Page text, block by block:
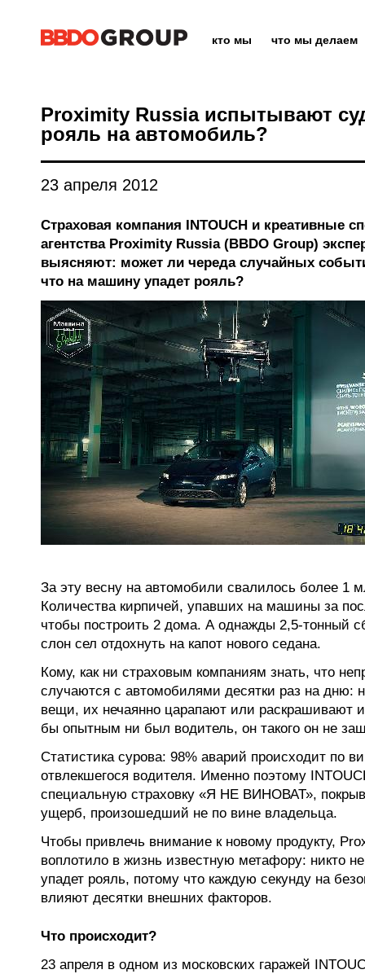
кто мы что мы делаем
Proximity Russia испытывают
рояль на автомобиль?
23 апреля 2012
Страховая компания INTOUCH и креативные
агентства Proximity Russia (BBDO Group)
выясняют: может ли череда случайных
что на машину упадет рояль?
За эту весну на автомобили свалилось более 1
Количества кирпичей, упавших на машины за
чтобы построить 2 дома. А однажды 2,5-тонный
слон сел отдохнуть на капот нового седана.
Кому, как ни страховым компаниям знать, что
случаются с автомобилями десятки раз на дню:
вещи, их нечаянно царапают или раскрашивают
бы опытным ни был водитель, он такого он не
Статистика сурова: 98% аварий происходит по
отвлекшегося водителя. Именно поэтому
специальную страховку «Я НЕ ВИНОВАТ»,
ущерб, произошедший не по вине владельца.
Чтобы привлечь внимание к новому продукту,
воплотило в жизнь известную метафору: никто не
упадет рояль, потому что каждую секунду на
влияют десятки внешних факторов.
Что происходит?
23 апреля в одном из московских гаражей